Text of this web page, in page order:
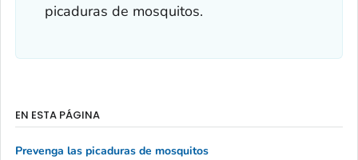
picaduras de mosquitos.
EN ESTA PÁGINA
Prevenga las picaduras de mosquitos